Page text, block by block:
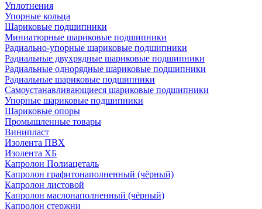
Уплотнения
Упорные кольца
Шариковые подшипники
Миниатюрные шариковые подшипники
Радиально-упорные шариковые подшипники
Радиальные двухрядные шариковые подшипники
Радиальные однорядные шариковые подшипники
Радиальные шариковые подшипники
Самоустанавливающиеся шариковые подшипники
Упорные шариковые подшипники
Шариковые опоры
Промышленные товары
Винипласт
Изолента ПВХ
Изолента ХБ
Капролон Полиацеталь
Капролон графитонаполненный (чёрный)
Капролон листовой
Капролон маслонаполненный (чёрный)
Капролон стержни